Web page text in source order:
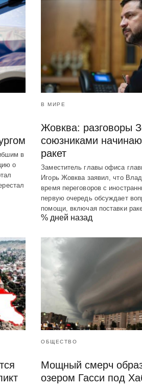
в
о
В МИРЕ
Жовква: разговоры
союзниками
ракет
Заместитель главы офиса
Игорь Жовква заявил, что
время переговоров с
первую очередь обсуждает
помощи, включая поставки
% дней назад
ОБЩЕСТВО
Мощный смерч
озером Гасси под